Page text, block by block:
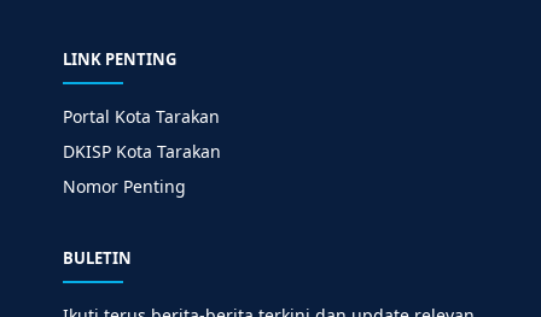
LINK PENTING
Portal Kota Tarakan
DKISP Kota Tarakan
Nomor Penting
BULETIN